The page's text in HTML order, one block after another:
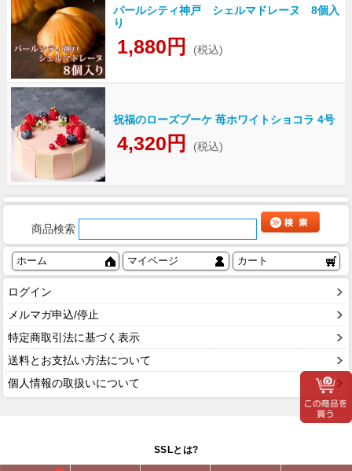
パールシティ神戸 シェルマドレーヌ 8個入
り
1,880円 (税込)
祝福のローズブーケ 苺ホワイトショコラ 4号
4,320円 (税込)
商品検索
ホーム マイページ カート
ログイン
メルマガ申込/停止
特定商取引法に基づく表示
送料とお支払い方法について
個人情報の取扱いについて
SSLとは?